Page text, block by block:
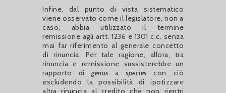
Infine, dal punto di vista sistematico
viene osservato come il legislatore, non a
caso, abbia utilizzato il termine
remissione agli artt. 1236 e 1301 c.c. senza
mai far riferimento al generale concetto
di rinuncia. Per tale ragione, allora, tra
rinuncia e remissione sussisterebbe un
rapporto digenus aspecies con ciò
escludendo la possibilità di ipotizzare
altra rinuncia al credito che non rientri